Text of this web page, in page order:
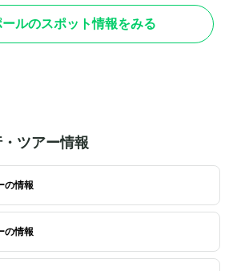
。とくに57階にある
、マリーナベイサンズに
用できる特別な空間。シ
は？ シンガポー
イオンがありますが
ものが一番有名。マ
ルのスポット情報をみる
ツアー情報
の情報
の情報